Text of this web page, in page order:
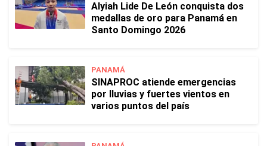
Alyiah Lide De León conquista dos
medallas de oro para Panamá en
Santo Domingo 2026
PANAMÁ
SINAPROC atiende emergencias
por lluvias y fuertes vientos en
varios puntos del país